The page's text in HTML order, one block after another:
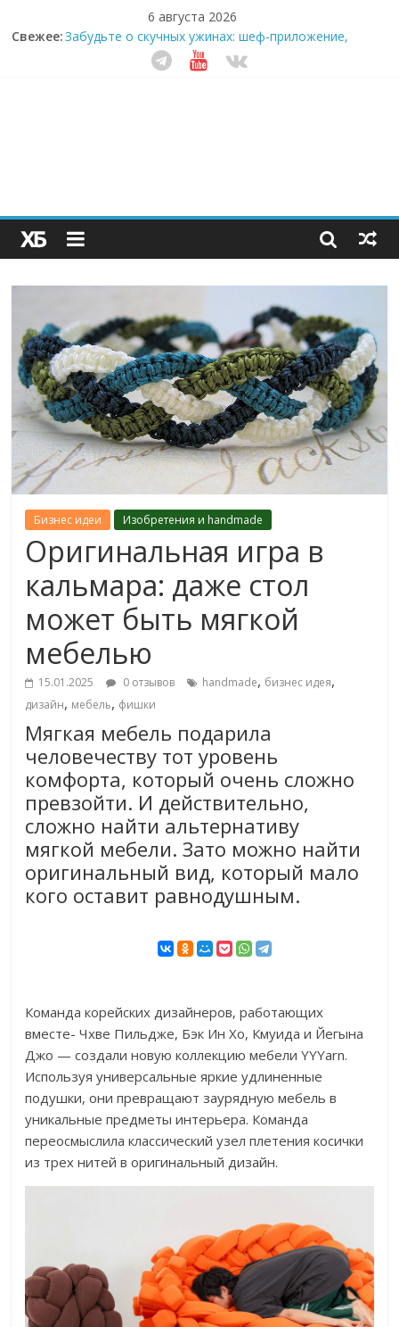
6 августа 2026
Свежее:Забудьте о скучных ужинах: шеф-приложение,
которое видит вашу еду насквозь
Небо зовёт: как бизнес на полётах дронов и
Секрет супергидратации: почему кокосовая вода с
пребиотиками становится главным трендом
здорового питания
Бизнес идеи Изобретения и handmade
Оригинальная игра в
кальмара: даже стол
может быть мягкой
мебелью
15.01.2025 0 отзывов handmade, бизнес идея,
дизайн, мебель, фишки
Мягкая мебель подарила
человечеству тот уровень
комфорта, который очень сложно
превзойти. И действительно,
сложно найти альтернативу
мягкой мебели. Зато можно найти
оригинальный вид, который мало
кого оставит равнодушным.
Команда корейских дизайнеров, работающих
вместе- Чхве Пильдже, Бэк Ин Хо, Кмуида и Йегына
Джо — создали новую коллекцию мебели YYYarn.
Используя универсальные яркие удлиненные
подушки, они превращают заурядную мебель в
уникальные предметы интерьера. Команда
переосмыслила классический узел плетения косички
из трех нитей в оригинальный дизайн.